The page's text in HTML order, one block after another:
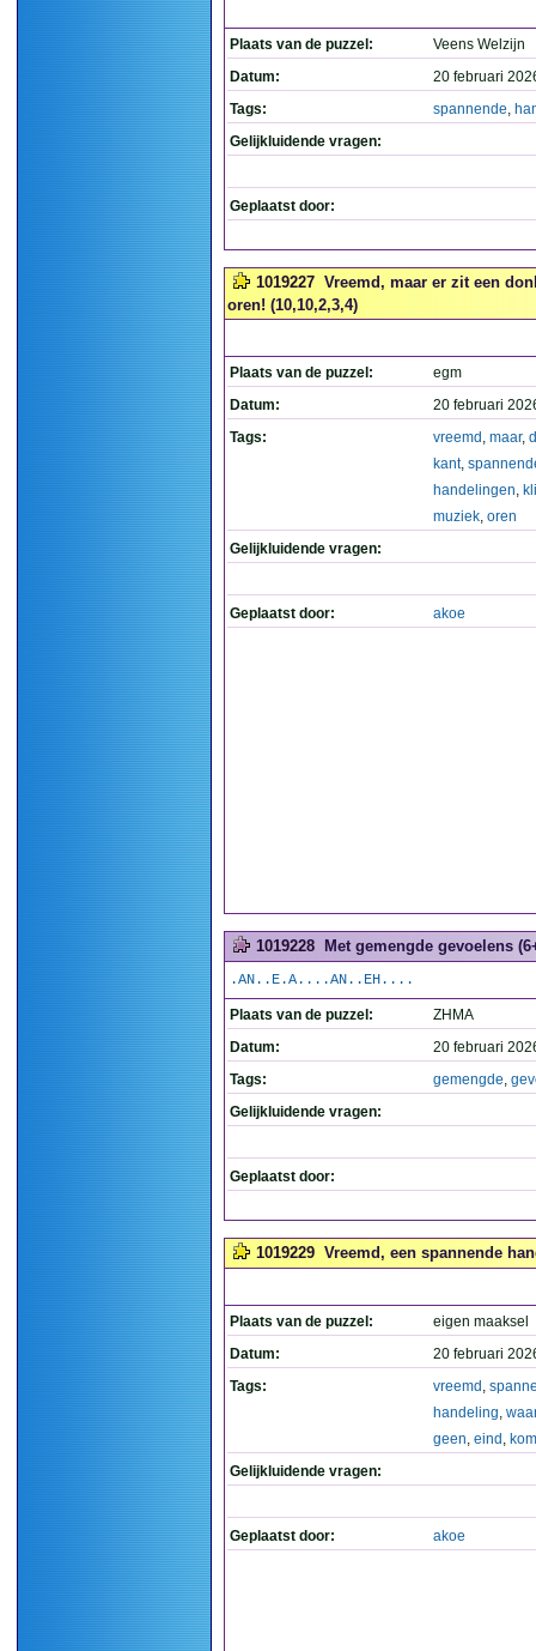
Plaats van de puzzel:
Veens Welzijn
Datum:
20 februari
Tags:
spannende,
Gelijkluidende vragen:
Geplaatst door:
1019227 Vreemd, maar er zit een
oren! (10,10,2,3,4)
Plaats van de puzzel:
egm
Datum:
20 februari
Tags:
vreemd , maar,
kant,
handelingen,
muziek, oren
Gelijkluidende vragen:
Geplaatst door: akoe
1019228 Met gemengde gevoelens
.AN..E.A....AN..EH....
Plaats van de puzzel:
ZHMA
Datum:
20 februari
Tags:
gemengde,
Gelijkluidende vragen:
Geplaatst door:
1019229 Vreemd, een spannende
Plaats van de puzzel:
eigen maaksel
Datum:
20 februari
Tags:
vreemd ,
handeling, waar
geen, eind ,
Gelijkluidende vragen:
Geplaatst door: akoe